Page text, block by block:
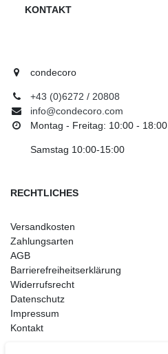
KONTAKT
condecoro
+43 (0)6272 / 20808
info@condecoro.com
Montag - Freitag: 10:00 - 18:00
Samstag 10:00-15:00
RECHTLICHES
Versandkosten
Zahlungsarten
AGB
Barrierefreiheitserklärung
Widerrufsrecht
Datenschutz
Impressum
Kontakt